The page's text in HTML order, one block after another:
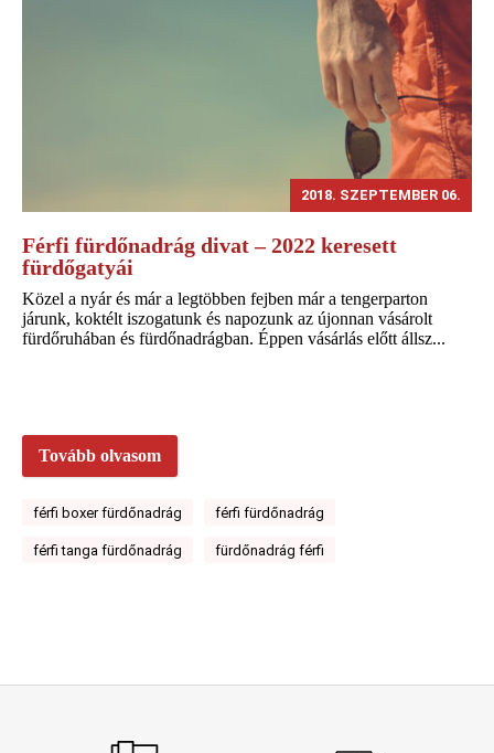
2018. SZEPTEMBER 06.
Férfi fürdőnadrág divat – 2022 keresett
fürdőgatyái
Közel a nyár és már a legtöbben fejben már a tengerparton
járunk, koktélt iszogatunk és napozunk az újonnan vásárolt
fürdőruhában és fürdőnadrágban. Éppen vásárlás előtt állsz...
Tovább olvasom
férfi boxer fürdőnadrág férfi fürdőnadrág
férfi tanga fürdőnadrág fürdőnadrág férfi